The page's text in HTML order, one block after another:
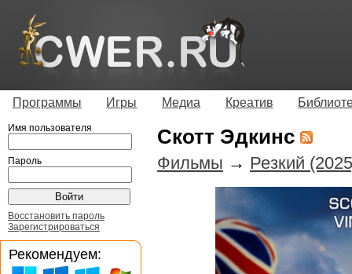
Программы Игры Медиа Креатив
Скотт Эдкинс
Фильмы → Резкий
Имя пользователя
Пароль
Восстановить пароль
Зарегистрироваться
Рекомендуем: